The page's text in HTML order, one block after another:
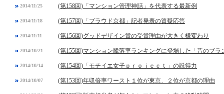
2014/11/25 (第158回)「マンション管理神話」を代表する最新例
2014/11/18 (第157回)「プラウド京都」記者発表の質疑応答
2014/11/11 (第156回)グッドデザイン賞の受賞理由が大きく様変わり
2014/10/21 (第155回)マンション騰落率ランキングに登場した「昔のブラ
2014/10/14 (第154回)「モチイエ女子ｐｒｏｊｅｃｔ」の説得力
2014/10/07 (第153回)年収倍率ワースト１位が東京、２位が京都の理由